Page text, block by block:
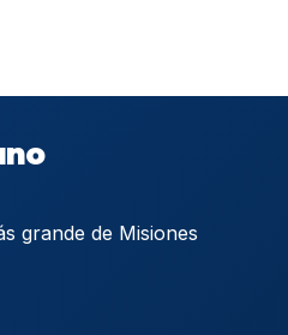
grande de Misiones